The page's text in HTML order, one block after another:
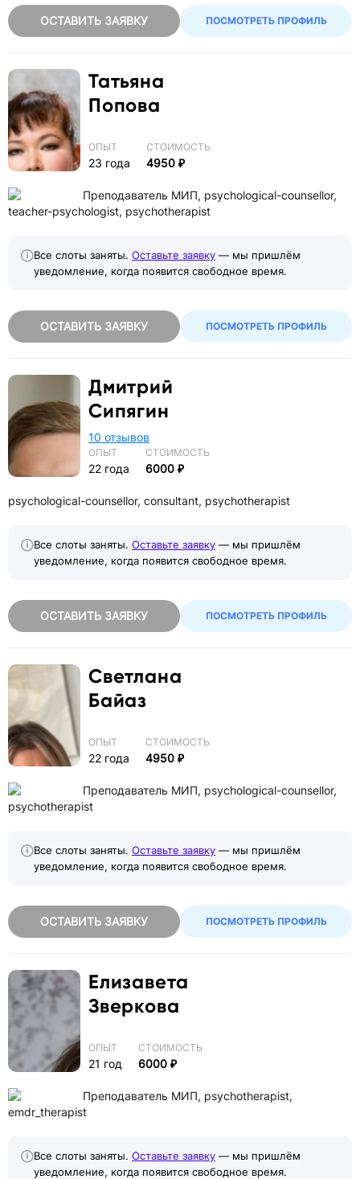
ОСТАВИТЬ ЗАЯВКУ ПОСМОТРЕТЬ ПРОФИЛЬ
Татьяна
Попова
Преподаватель МИП, psychological-counsellor,
teacher-psychologist, psychotherapist
ОПЫТ
23 года
СТОИМОСТЬ
4950 ₽
Все слоты заняты. Оставьте заявку — мы пришлём
уведомление, когда появится свободное время.
ОСТАВИТЬ ЗАЯВКУ ПОСМОТРЕТЬ ПРОФИЛЬ
Дмитрий
Сипягин
psychological-counsellor, consultant, psychotherapist
10 отзывов
ОПЫТ
22 года
СТОИМОСТЬ
6000 ₽
Все слоты заняты. Оставьте заявку — мы пришлём
уведомление, когда появится свободное время.
ОСТАВИТЬ ЗАЯВКУ ПОСМОТРЕТЬ ПРОФИЛЬ
Светлана
Байаз
Преподаватель МИП, psychological-counsellor,
psychotherapist
ОПЫТ
22 года
СТОИМОСТЬ
4950 ₽
Все слоты заняты. Оставьте заявку — мы пришлём
уведомление, когда появится свободное время.
ОСТАВИТЬ ЗАЯВКУ ПОСМОТРЕТЬ ПРОФИЛЬ
Елизавета
Зверкова
Преподаватель МИП, psychotherapist,
emdr_therapist
ОПЫТ
21 год
СТОИМОСТЬ
6000 ₽
Все слоты заняты. Оставьте заявку — мы пришлём
уведомление, когда появится свободное время.